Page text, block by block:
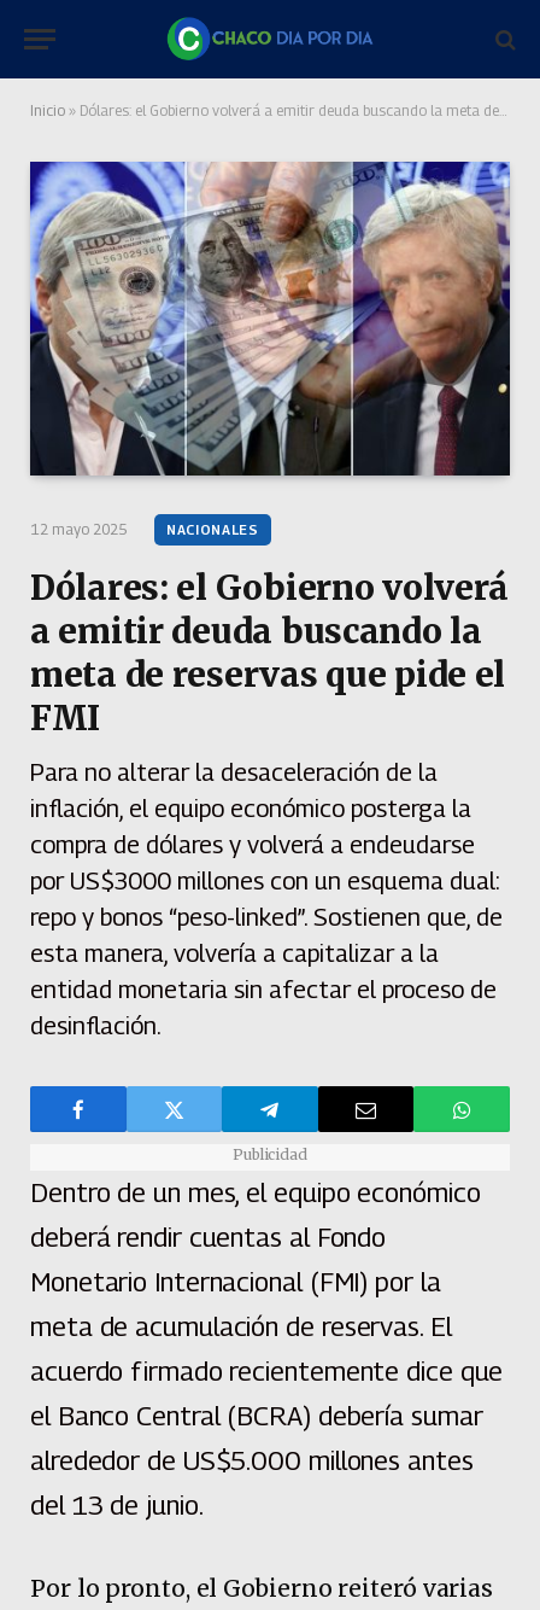
Inicio » Dólares: el Gobierno volverá a emitir deuda buscando la meta de reservas que pide el FMI
12 mayo 2025 NACIONALES
Dólares: el Gobierno volverá
a emitir deuda buscando la
meta de reservas que pide el
FMI
Para no alterar la desaceleración de la
inflación, el equipo económico posterga la
compra de dólares y volverá a endeudarse
por US$3000 millones con un esquema dual:
repo y bonos “peso-linked”. Sostienen que, de
esta manera, volvería a capitalizar a la
entidad monetaria sin afectar el proceso de
desinflación.
Publicidad
Dentro de un mes, el equipo económico
deberá rendir cuentas al Fondo
Monetario Internacional (FMI) por la
meta de acumulación de reservas. El
acuerdo firmado recientemente dice que
el Banco Central (BCRA) debería sumar
alrededor de US$5.000 millones antes
del 13 de junio.
Por lo pronto, el Gobierno reiteró varias